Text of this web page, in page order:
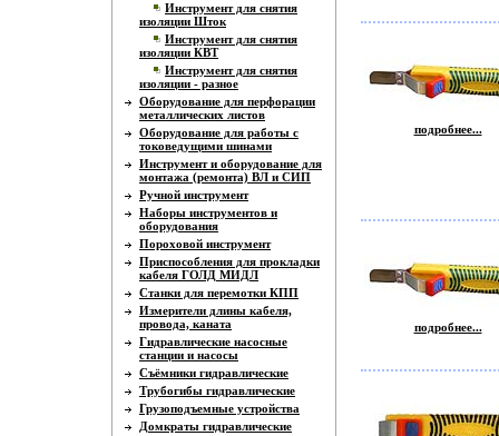
Инструмент для снятия
изоляции Шток
Инструмент для снятия
изоляции КВТ
Инструмент для снятия
изоляции - разное
Оборудование для перфорации
металлических листов
Оборудование для работы с
токоведущими шинами
Инструмент и оборудование для
монтажа (ремонта) ВЛ и СИП
Ручной инструмент
Наборы инструментов и
оборудования
Пороховой инструмент
Приспособления для прокладки
кабеля ГОЛД МИДЛ
Станки для перемотки КПП
Измерители длины кабеля,
провода, каната
Гидравлические насосные
станции и насосы
Съёмники гидравлические
Трубогибы гидравлические
Грузоподъемные устройства
Домкраты гидравлические
подробнее...
подробнее...